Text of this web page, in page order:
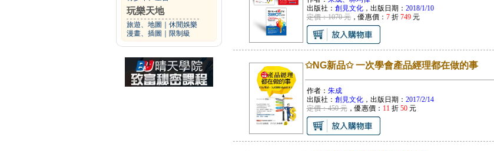
玩樂天地
旅遊、地圖
休閒娛樂
漫畫、插圖
限制級
出版社： 創見文化，出版日期： 2018/1/10
定價：1070 元，優惠價： 7折 749元
✩NG新品✩ 一次學會產品經理都在做的事
作者： 朱成
出版社： 創見文化，出版日期： 2017/2/14
定價：450 元，優惠價： 11折 50元